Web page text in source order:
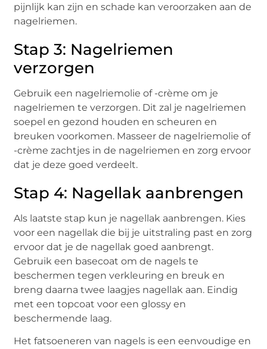
pijnlijk kan zijn en schade kan veroorzaken aan de
nagelriemen.
Stap 3: Nagelriemen
verzorgen
Gebruik een nagelriemolie of -crème om je
nagelriemen te verzorgen. Dit zal je nagelriemen
soepel en gezond houden en scheuren en
breuken voorkomen. Masseer de nagelriemolie of
-crème zachtjes in de nagelriemen en zorg ervoor
dat je deze goed verdeelt.
Stap 4: Nagellak aanbrengen
Als laatste stap kun je nagellak aanbrengen. Kies
voor een nagellak die bij je uitstraling past en zorg
ervoor dat je de nagellak goed aanbrengt.
Gebruik een basecoat om de nagels te
beschermen tegen verkleuring en breuk en
breng daarna twee laagjes nagellak aan. Eindig
met een topcoat voor een glossy en
beschermende laag.
Het fatsoeneren van nagels is een eenvoudige en